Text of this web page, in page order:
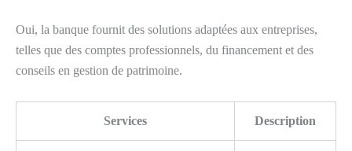
Oui, la banque fournit des solutions adaptées aux entreprises,
telles que des comptes professionnels, du financement et des
conseils en gestion de patrimoine.
Services Description